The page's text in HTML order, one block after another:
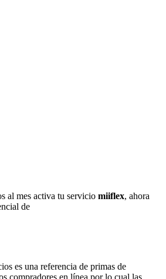
al mes activa tu servicio miiflex, ahora
de
es una referencia de primas de
compradores en línea por lo cual las